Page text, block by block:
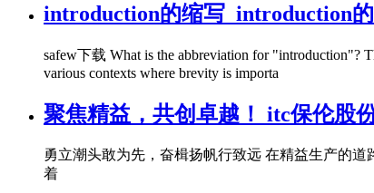
introduction的缩写_introduction
safew下载 What is the abbreviation for "introduction"?
various contexts where brevity is importa
聚焦精益，共创卓越！ itc保伦股
勇立潮头敢为先，奋楫扬帆行致远 在精益生产的
着